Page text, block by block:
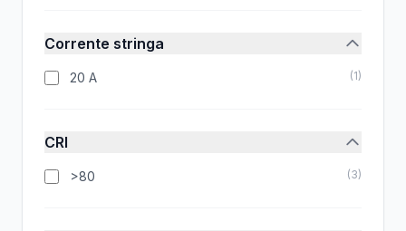
Corrente stringa
20 A (1)
CRI
>80 (3)